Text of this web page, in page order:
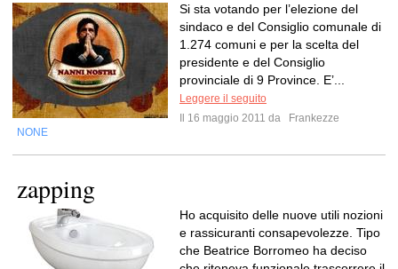
Si sta votando per l’elezione del
sindaco e del Consiglio comunale di
1.274 comuni e per la scelta del
presidente e del Consiglio
provinciale di 9 Province. E’...
Leggere il seguito
Il 16 maggio 2011 da
Frankezze
NONE
zapping
Ho acquisito delle nuove utili nozioni
e rassicuranti consapevolezze. Tipo
che Beatrice Borromeo ha deciso